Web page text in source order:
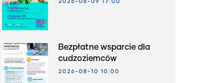
Bezpłatne wsparcie dla
cudzoziemców
2026-08-10 10:00